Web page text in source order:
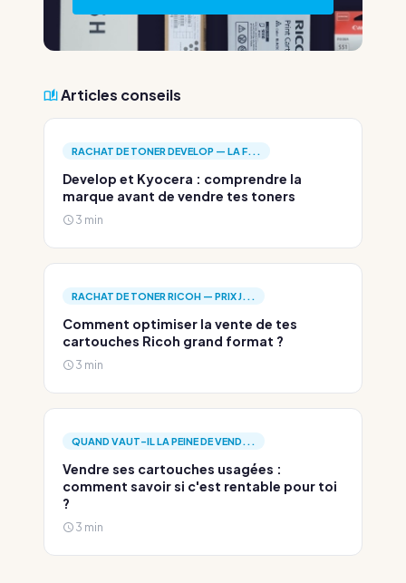
Articles conseils
RACHAT DE TONER DEVELOP — LA F...
Develop et Kyocera : comprendre la
marque avant de vendre tes toners
3 min
RACHAT DE TONER RICOH — PRIX J...
Comment optimiser la vente de tes
cartouches Ricoh grand format ?
3 min
QUAND VAUT-IL LA PEINE DE VEND...
Vendre ses cartouches usagées :
comment savoir si c'est rentable pour toi
?
3 min